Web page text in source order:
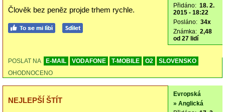
Člověk bez peněz projde trhem rychle.
Přidáno: 18. 2.
2015 - 18:22
Posláno: 34x
Známka: 2,48
od 27 lidí
POSLAT NA E-MAIL VODAFONE T-MOBILE O2
SLOVENSKO
OHODNOCENO
NEJLEPŠÍ ŠTÍT
Evropská
» Anglická